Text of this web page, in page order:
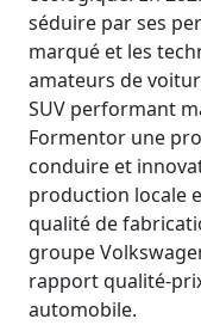
séduire par ses
marqué et les
amateurs de
SUV performant
Formentor une
conduire et
production locale
qualité de
groupe
rapport qualité-
automobile.